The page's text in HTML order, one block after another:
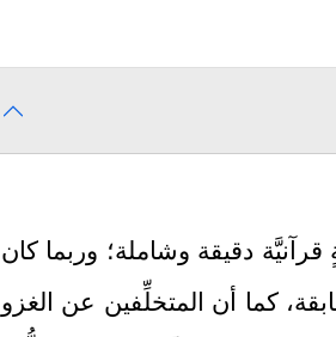
دقيقة وشاملة؛ وربما كان
كما أن المتخلِّفين عن الغزو